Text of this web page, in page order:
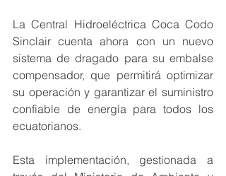
La Central Hidroeléctrica Coca Codo
Sinclair cuenta ahora con un nuevo
sistema de dragado para su embalse
compensador, que permitirá optimizar
su operación y garantizar el suministro
confiable de energía para todos los
ecuatorianos.
Esta implementación, gestionada a